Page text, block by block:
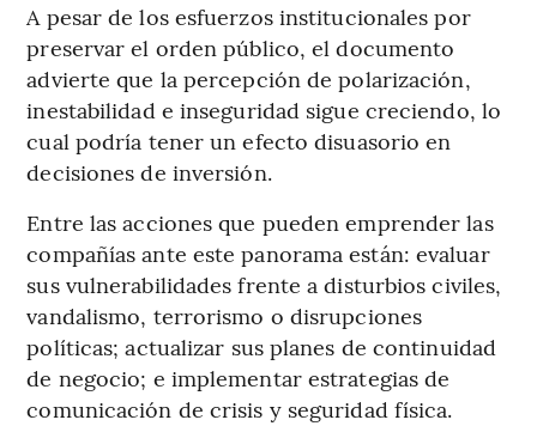
A pesar de los esfuerzos institucionales por
preservar el orden público, el documento
advierte que la percepción de polarización,
inestabilidad e inseguridad sigue creciendo, lo
cual podría tener un efecto disuasorio en
decisiones de inversión.
Entre las acciones que pueden emprender las
compañías ante este panorama están: evaluar
sus vulnerabilidades frente a disturbios civiles,
vandalismo, terrorismo o disrupciones
políticas; actualizar sus planes de continuidad
de negocio; e implementar estrategias de
comunicación de crisis y seguridad física.